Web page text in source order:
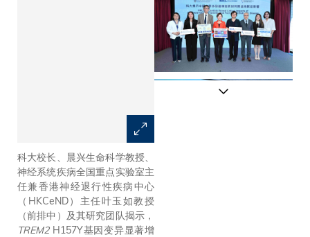
科大校长、晨兴生命科学教授、
神经系统疾病全国重点实验室主
任兼香港神经退行性疾病中心
（HKCeND）主任叶玉如教授
（前排中）及其研究团队揭示，
TREM2H157Y基因变异显著增